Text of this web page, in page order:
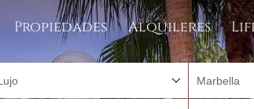
Propiedades Alquileres
Marbella